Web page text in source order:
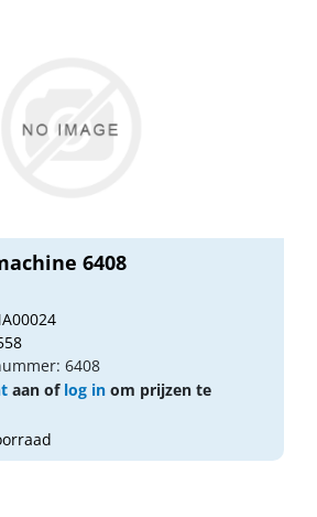
6408
6408
aan of log in om prijzen te